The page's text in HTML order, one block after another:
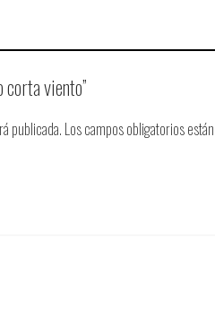
corta viento”
publicada. Los campos obligatorios